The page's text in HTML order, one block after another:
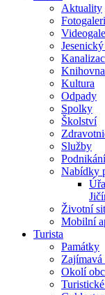
Aktuality
Knihovna
Kultura
Odpady
Spolky
Školství
Služby
Podnikání
Nabídky
Životní
Mobilní
Turista
Památky
Zajímavá
Okolí